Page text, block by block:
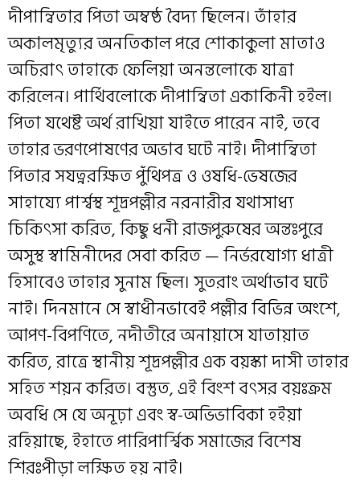
দীপান্বিতার পিতা অম্বষ্ঠ বৈদ্য ছিলেন। তাঁহার
অকালমৃত্যুর অনতিকাল পরে শোকাকুলা মাতাও
অচিরাৎ তাহাকে ফেলিয়া অনন্তলোকে যাত্রা
করিলেন। পার্থিবলোকে দীপান্বিতা একাকিনী হইল।
পিতা যথেষ্ট অর্থ রাখিয়া যাইতে পারেন নাই, তবে
তাহার ভরণপোষণের অভাব ঘটে নাই। দীপান্বিতা
পিতার সযত্নরক্ষিত পুঁথিপত্র ও ওষধি-ভেষজের
সাহায্যে পার্শ্বস্থ শূদ্রপল্লীর নরনারীর যথাসাধ্য
চিকিৎসা করিত, কিছু ধনী রাজপুরুষের অন্তঃপুরে
অসুস্থ স্বামিনীদের সেবা করিত — নির্ভরযোগ্য ধাত্রী
হিসাবেও তাহার সুনাম ছিল। সুতরাং অর্থাভাব ঘটে
নাই। দিনমানে সে স্বাধীনভাবেই পল্লীর বিভিন্ন অংশে,
আপণ-বিপণিতে, নদীতীরে অনায়াসে যাতায়াত
করিত, রাত্রে স্থানীয় শূদ্রপল্লীর এক বয়স্কা দাসী তাহার
সহিত শয়ন করিত। বস্তুত, এই বিংশ বৎসর বয়ঃক্রম
অবধি সে যে অনূঢ়া এবং স্ব-অভিভাবিকা হইয়া
রহিয়াছে, ইহাতে পারিপার্শ্বিক সমাজের বিশেষ
শিরঃপীড়া লক্ষিত হয় নাই।